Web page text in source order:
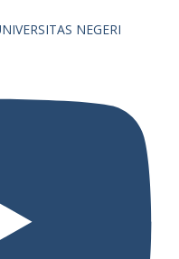
NEGERI